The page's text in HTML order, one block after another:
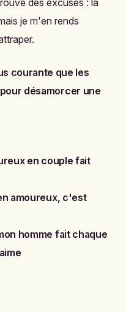
je m'en rends
courante que les
désamorcer une
en couple fait
amoureux, c'est
homme fait chaque